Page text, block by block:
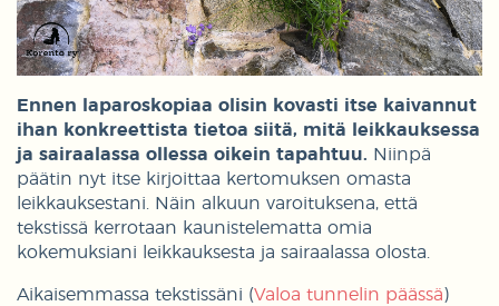
Ennen laparoskopiaa olisin kovasti itse kaivannut
ihan konkreettista tietoa siitä, mitä leikkauksessa
ja sairaalassa ollessa oikein tapahtuu. Niinpä
päätin nyt itse kirjoittaa kertomuksen omasta
leikkauksestani. Näin alkuun varoituksena, että
tekstissä kerrotaan kaunistelematta omia
kokemuksiani leikkauksesta ja sairaalassa olosta.
Aikaisemmassa tekstissäni (Valoa tunnelin päässä)